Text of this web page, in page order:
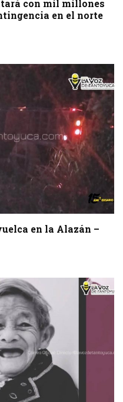
con mil millones
en el norte
en la Alazán –